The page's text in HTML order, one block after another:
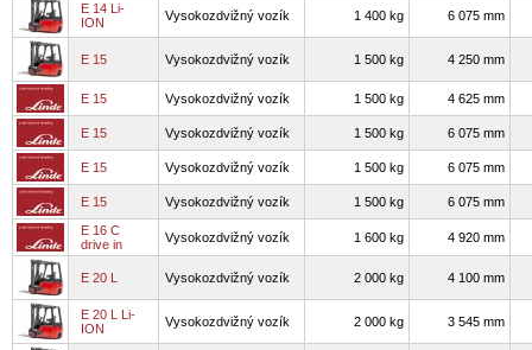
E 14 Li-
ION
Vysokozdvižný vozík 1 400 kg 6 075 mm
E 15 Vysokozdvižný vozík 1 500 kg 4 250 mm
E 15 Vysokozdvižný vozík 1 500 kg 4 625 mm
E 15 Vysokozdvižný vozík 1 500 kg 6 075 mm
E 15 Vysokozdvižný vozík 1 500 kg 6 075 mm
E 15 Vysokozdvižný vozík 1 500 kg
6 075 mm
E 16 C
drive in
Vysokozdvižný vozík 1 600 kg 4 920 mm
E 20 L Vysokozdvižný vozík 2 000 kg 4 100 mm
E 20 L Li-
ION
Vysokozdvižný vozík 2 000 kg 3 545 mm